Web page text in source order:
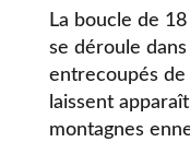
La boucle de
se déroule
entrecoupés
laissent
montagnes